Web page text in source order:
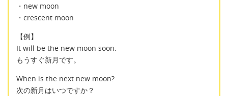
・new moon
・crescent moon
【例】
It will be the new moon soon.
もうすぐ新月です。
When is the next new moon?
次の新月はいつですか？